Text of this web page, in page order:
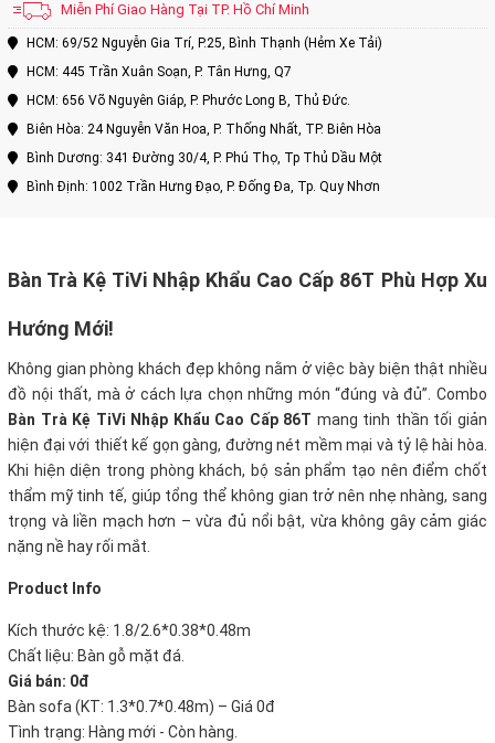
Miễn Phí Giao Hàng Tại TP. Hồ Chí Minh
HCM: 69/52 Nguyễn Gia Trí, P.25, Bình Thạnh (Hẻm Xe Tải)
HCM: 445 Trần Xuân Soạn, P. Tân Hưng, Q7
HCM: 656 Võ Nguyên Giáp, P. Phước Long B, Thủ Đức.
Biên Hòa: 24 Nguyễn Văn Hoa, P. Thống Nhất, TP. Biên Hòa
Bình Dương: 341 Đường 30/4, P. Phú Thọ, Tp Thủ Dầu Một
Bình Định: 1002 Trần Hưng Đạo, P. Đống Đa, Tp. Quy Nhơn
Bàn Trà Kệ TiVi Nhập Khẩu Cao Cấp 86T Phù Hợp Xu
Hướng Mới!
Không gian phòng khách đẹp không nằm ở việc bày biện thật nhiều
đồ nội thất, mà ở cách lựa chọn những món “đúng và đủ”. Combo
Bàn Trà Kệ TiVi Nhập Khẩu Cao Cấp 86T mang tinh thần tối giản
hiện đại với thiết kế gọn gàng, đường nét mềm mại và tỷ lệ hài hòa.
Khi hiện diện trong phòng khách, bộ sản phẩm tạo nên điểm chốt
thẩm mỹ tinh tế, giúp tổng thể không gian trở nên nhẹ nhàng, sang
trọng và liền mạch hơn – vừa đủ nổi bật, vừa không gây cảm giác
nặng nề hay rối mắt.
Product Info
Kích thước kệ: 1.8/2.6*0.38*0.48m
Chất liệu: Bàn gỗ mặt đá.
Giá bán: 0đ
Bàn sofa (KT: 1.3*0.7*0.48m) – Giá 0đ
Tình trạng: Hàng mới - Còn hàng.